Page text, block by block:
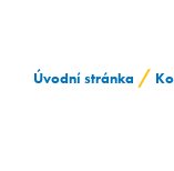
Úvodní stránka /